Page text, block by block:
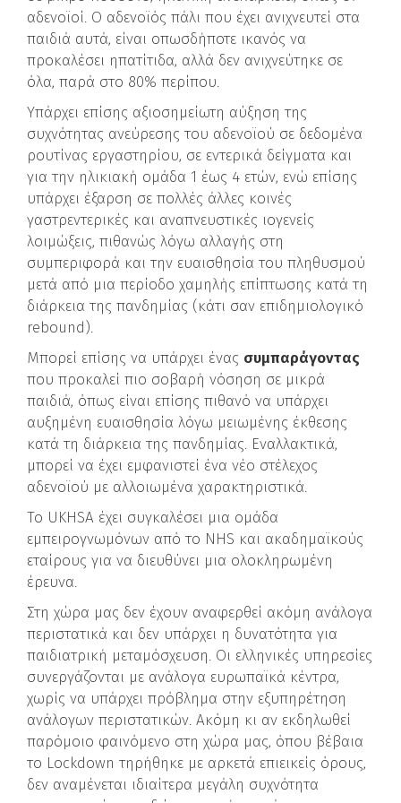
αδενοϊοί. Ο αδενοϊός πάλι που έχει ανιχνευτεί στα
παιδιά αυτά, είναι οπωσδήποτε ικανός να
προκαλέσει ηπατίτιδα, αλλά δεν ανιχνεύτηκε σε
όλα, παρά στο 80% περίπου.
Υπάρχει επίσης αξιοσημείωτη αύξηση της
συχνότητας ανεύρεσης του αδενοϊού σε δεδομένα
ρουτίνας εργαστηρίου, σε εντερικά δείγματα και
για την ηλικιακή ομάδα 1 έως 4 ετών, ενώ επίσης
υπάρχει έξαρση σε πολλές άλλες κοινές
γαστρεντερικές και αναπνευστικές ιογενείς
λοιμώξεις, πιθανώς λόγω αλλαγής στη
συμπεριφορά και την ευαισθησία του πληθυσμού
μετά από μια περίοδο χαμηλής επίπτωσης κατά τη
διάρκεια της πανδημίας (κάτι σαν επιδημιολογικό
rebound).
Μπορεί επίσης να υπάρχει ένας συμπαράγοντας
που προκαλεί πιο σοβαρή νόσηση σε μικρά
παιδιά, όπως είναι επίσης πιθανό να υπάρχει
αυξημένη ευαισθησία λόγω μειωμένης έκθεσης
κατά τη διάρκεια της πανδημίας. Εναλλακτικά,
μπορεί να έχει εμφανιστεί ένα νέο στέλεχος
αδενοϊού με αλλοιωμένα χαρακτηριστικά.
Το UKHSA έχει συγκαλέσει μια ομάδα
εμπειρογνωμόνων από το NHS και ακαδημαϊκούς
εταίρους για να διευθύνει μια ολοκληρωμένη
έρευνα.
Στη χώρα μας δεν έχουν αναφερθεί ακόμη ανάλογα
περιστατικά και δεν υπάρχει η δυνατότητα για
παιδιατρική μεταμόσχευση. Οι ελληνικές υπηρεσίες
συνεργάζονται με ανάλογα ευρωπαϊκά κέντρα,
χωρίς να υπάρχει πρόβλημα στην εξυπηρέτηση
ανάλογων περιστατικών. Ακόμη κι αν εκδηλωθεί
παρόμοιο φαινόμενο στη χώρα μας, όπου βέβαια
το Lockdown τηρήθηκε με αρκετά επιεικείς όρους,
δεν αναμένεται ιδιαίτερα μεγάλη συχνότητα